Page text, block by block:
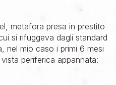
metafora presa in prestito
si rifuggeva dagli standard
nel mio caso i primi 6 mesi
periferica appannata: